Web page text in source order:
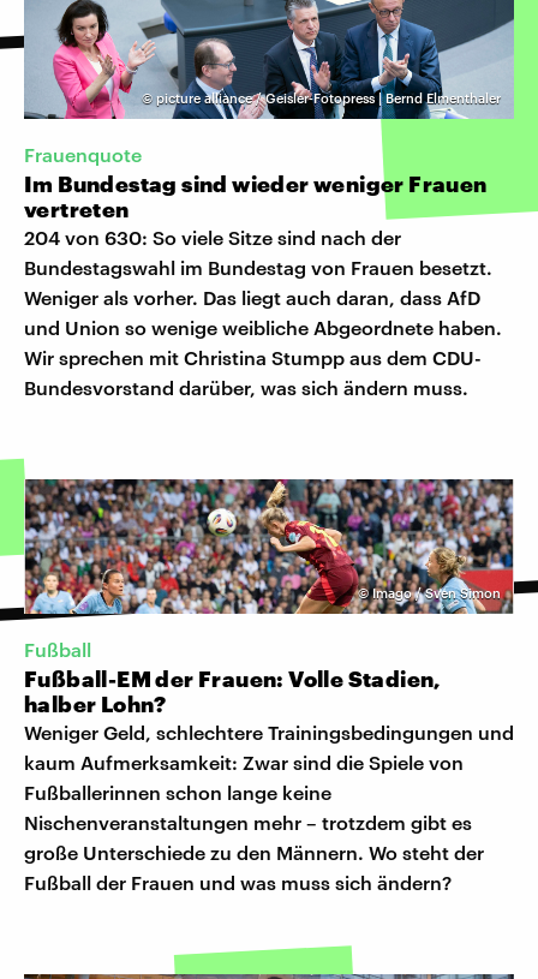
© picture alliance / Geisler-Fotopress | Bernd Elmenthaler
Frauenquote
Im Bundestag sind wieder weniger Frauen
vertreten
204 von 630: So viele Sitze sind nach der
Bundestagswahl im Bundestag von Frauen besetzt.
Weniger als vorher. Das liegt auch daran, dass AfD
und Union so wenige weibliche Abgeordnete haben.
Wir sprechen mit Christina Stumpp aus dem CDU-
Bundesvorstand darüber, was sich ändern muss.
©Imago / Sven Simon
Fußball
Fußball-EM der Frauen: Volle Stadien,
halber Lohn?
Weniger Geld, schlechtere Trainingsbedingungen und
kaum Aufmerksamkeit: Zwar sind die Spiele von
Fußballerinnen schon lange keine
Nischenveranstaltungen mehr – trotzdem gibt es
große Unterschiede zu den Männern. Wo steht der
Fußball der Frauen und was muss sich ändern?